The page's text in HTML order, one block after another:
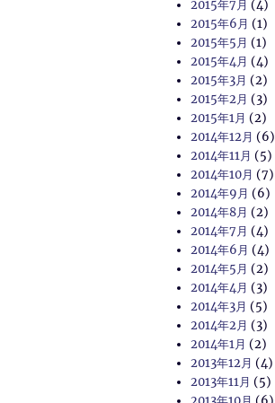
2015年7月 (4)
2015年6月 (1)
2015年5月 (1)
2015年4月 (4)
2015年3月 (2)
2015年2月 (3)
2015年1月 (2)
2014年12月 (6)
2014年11月 (5)
2014年10月 (7)
2014年9月 (6)
2014年8月 (2)
2014年7月 (4)
2014年6月 (4)
2014年5月 (2)
2014年4月 (3)
2014年3月 (5)
2014年2月 (3)
2014年1月 (2)
2013年12月 (4)
2013年11月 (5)